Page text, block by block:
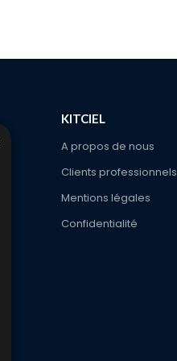
KITCIEL
A propos de nous
Clients professionnels
Mentions légales
Confidentialité